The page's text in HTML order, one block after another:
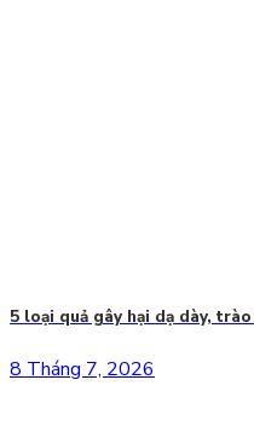
5 loại quả gây hại dạ dày,
8 Tháng 7, 2026